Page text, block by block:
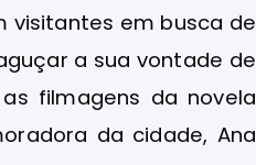
visitantes em busca de
a sua vontade de
filmagens da novela
da cidade, Ana